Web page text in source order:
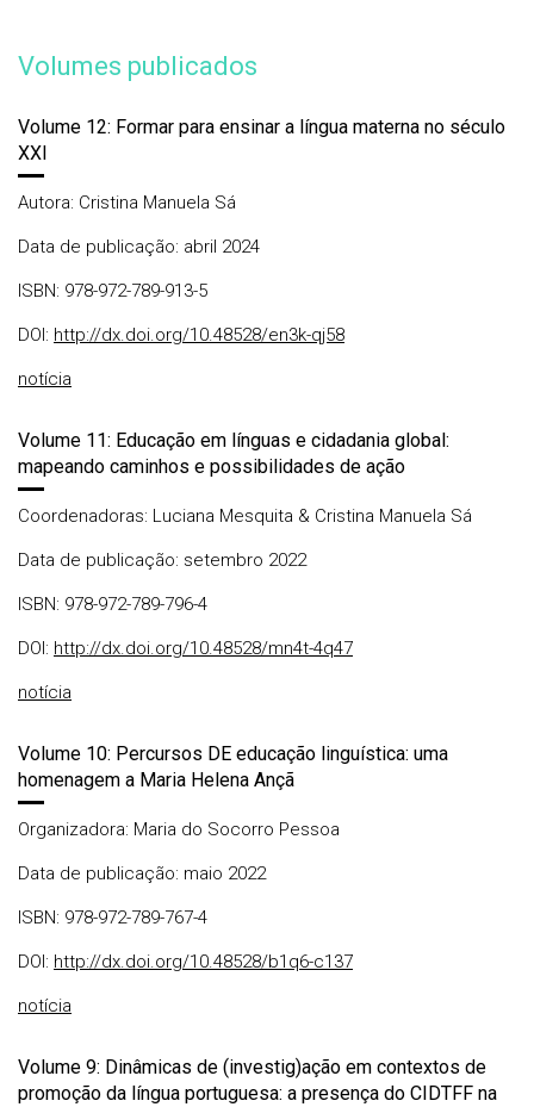
Volumes publicados
Volume 12: Formar para ensinar a língua materna no século
XXI
Autora: Cristina Manuela Sá
Data de publicação: abril 2024
ISBN: 978-972-789-913-5
DOI: http://dx.doi.org/10.48528/en3k-qj58
notícia
Volume 11: Educação em línguas e cidadania global:
mapeando caminhos e possibilidades de ação
Coordenadoras: Luciana Mesquita & Cristina Manuela Sá
Data de publicação: setembro 2022
ISBN: 978-972-789-796-4
DOI: http://dx.doi.org/10.48528/mn4t-4q47
notícia
Volume 10: Percursos DE educação linguística: uma
homenagem a Maria Helena Ançã
Organizadora: Maria do Socorro Pessoa
Data de publicação: maio 2022
ISBN: 978-972-789-767-4
DOI: http://dx.doi.org/10.48528/b1q6-c137
notícia
Volume 9: Dinâmicas de (investig)ação em contextos de
promoção da língua portuguesa: a presença do CIDTFF na